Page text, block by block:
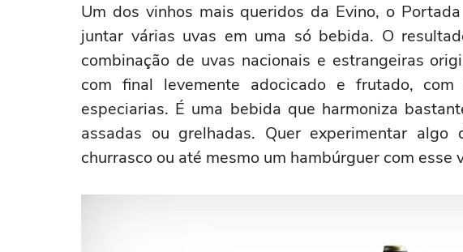
Um dos vinhos mais queridos da Evino, o
juntar várias uvas em uma só bebida. O
combinação de uvas nacionais e estrangeiras
com final levemente adocicado e frutado,
especiarias. É uma bebida que harmoniza
assadas ou grelhadas. Quer experimentar algo
churrasco ou até mesmo um hambúrguer com esse